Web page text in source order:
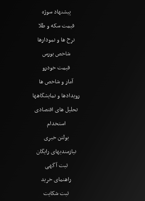
پیشنهاد سوژه
قیمت سکه و طلا
نرخ ها و نمودارها
شاخص بورس
قیمت خودرو
آمار و شاخص ها
رویدادها و نمایشگاهها
تحلیل های اقتصادی
استخدام
بولتن خبری
نیازمندیهای رایگان
ثبت آگهی
راهنمای خرید
ثبت شکایت